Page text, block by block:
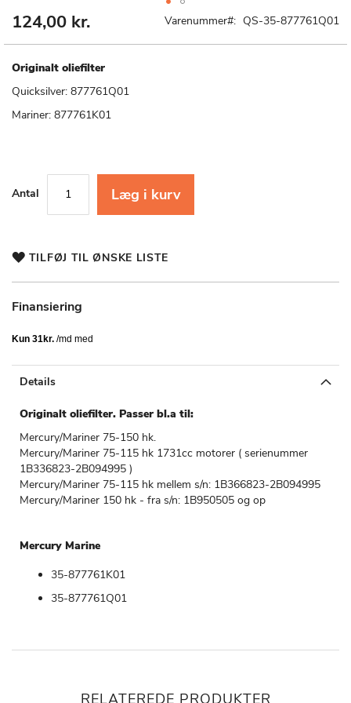
124,00 kr. Varenummer QS-35-877761Q01
Originalt oliefilter
Quicksilver: 877761Q01
Mariner: 877761K01
Antal Læg i kurv
TILFØJ TIL ØNSKE LISTE
Finansiering
Gå
af
Details
Originalt oliefilter. Passer bl.a til:
Mercury/Mariner 75-150 hk.
Mercury/Mariner 75-115 hk 1731cc motorer ( serienummer
1B336823-2B094995 )
Mercury/Mariner 75-115 hk mellem s/n: 1B366823-2B094995
Mercury/Mariner 150 hk - fra s/n: 1B950505 og op
Mercury Marine
35-877761K01
35-877761Q01
RELATEREDE PRODUKTER